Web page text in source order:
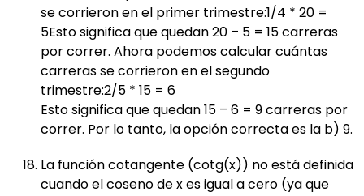
se corrieron en el primer trimestre:1/4 * 20 =
5Esto significa que quedan 20 – 5 = 15 carreras
por correr. Ahora podemos calcular cuántas
carreras se corrieron en el segundo
trimestre:2/5 * 15 = 6
Esto significa que quedan 15 – 6 = 9 carreras por
correr. Por lo tanto, la opción correcta es la b) 9.
La función cotangente (cotg(x)) no está definida
cuando el coseno de x es igual a cero (ya que